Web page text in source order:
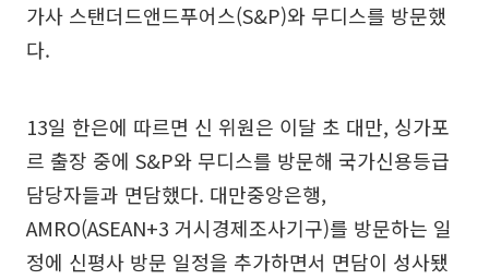
가사 스탠더드앤드푸어스(S&P)와 무디스를 방문했
다.
13일 한은에 따르면 신 위원은 이달 초 대만, 싱가포
르 출장 중에 S&P와 무디스를 방문해 국가신용등급
담당자들과 면담했다. 대만중앙은행,
AMRO(ASEAN+3 거시경제조사기구)를 방문하는 일
정에 신평사 방문 일정을 추가하면서 면담이 성사됐